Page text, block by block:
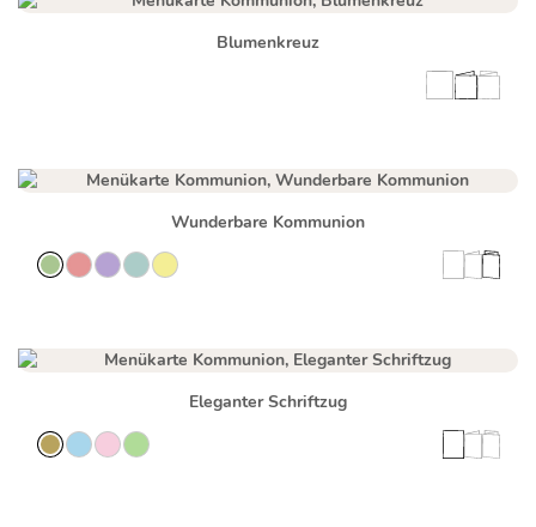
Blumenkreuz
Wunderbare Kommunion
Eleganter Schriftzug